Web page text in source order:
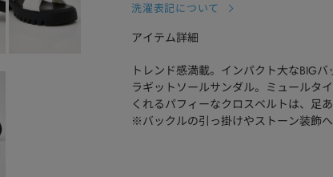
洗濯表記について
アイテム詳細
トレンド感満載。インパクト大なBIG
ラギットソールサンダル。ミュールタ
くれるパフィーなクロスベルトは、足
※バックルの引っ掛けやストーン装飾